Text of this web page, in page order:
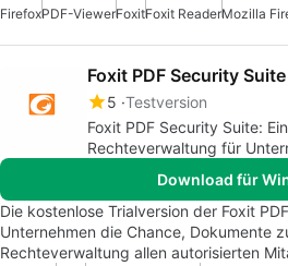
FirefoxPDF-ViewerFoxitFoxit ReaderMozilla
Foxit PDF Security Suite
5 Testversion
Foxit PDF Security Suite:
Rechteverwaltung für
Download für
Die kostenlose Trialversion der Foxit
Unternehmen die Chance, Dokumente
Rechteverwaltung allen autorisierten